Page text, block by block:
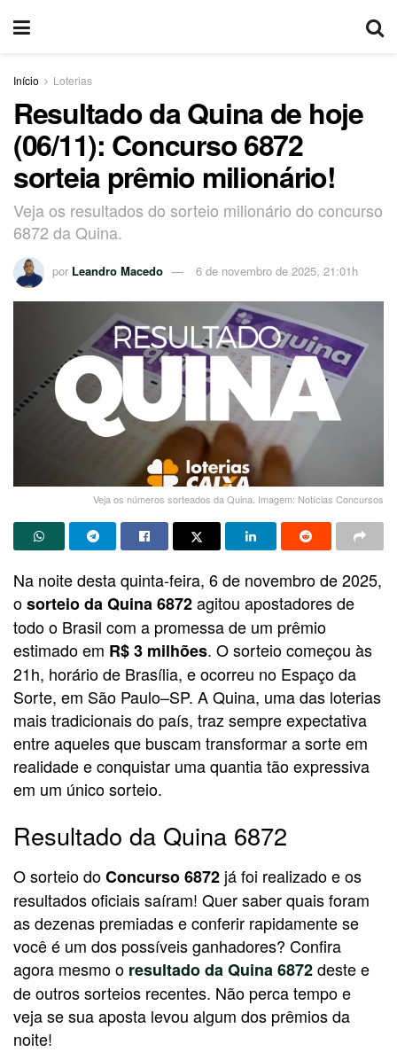
Início Loterias
Resultado da Quina de hoje
(06/11): Concurso 6872
sorteia prêmio milionário!
Veja os resultados do sorteio milionário do concurso
6872 da Quina.
por Leandro Macedo 6 de novembro de 2025, 21:01h
Veja os números sorteados da Quina. Imagem: Notícias Concursos
Na noite desta quinta-feira, 6 de novembro de 2025,
osorteio da Quina 6872agitou apostadores de
todo o Brasil com a promessa de um prêmio
estimado em R$ 3 milhões. O sorteio começou às
21h, horário de Brasília, e ocorreu no Espaço da
Sorte, em São Paulo–SP. A Quina, uma das loterias
mais tradicionais do país, traz sempre expectativa
entre aqueles que buscam transformar a sorte em
realidade e conquistar uma quantia tão expressiva
em um único sorteio.
Resultado da Quina 6872
O sorteio doConcurso 6872 já foi realizado e os
resultados oficiais saíram! Quer saber quais foram
as dezenas premiadas e conferir rapidamente se
você é um dos possíveis ganhadores? Confira
agora mesmo o resultado da Quina 6872deste e
de outros sorteios recentes. Não perca tempo e
veja se sua aposta levou algum dos prêmios da
noite!